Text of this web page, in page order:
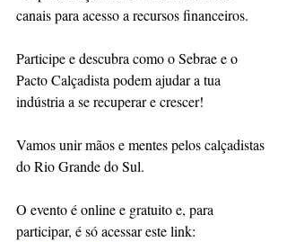
canais para acesso a recursos financeiros.
Participe e descubra como o Sebrae e o
Pacto Calçadista podem ajudar a tua
indústria a se recuperar e crescer!
Vamos unir mãos e mentes pelos calçadistas
do Rio Grande do Sul.
O evento é online e gratuito e, para
participar, é só acessar este link: